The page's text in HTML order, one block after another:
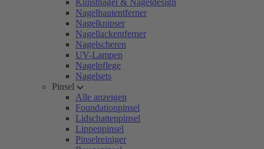
Kunstnägel & Nageldesign
Nagelhautentferner
Nagelknipser
Nagellackentferner
Nagelscheren
UV-Lampen
Nagelpflege
Nagelsets
Pinsel
Alle anzeigen
Foundationpinsel
Lidschattenpinsel
Lippenpinsel
Pinselreiniger